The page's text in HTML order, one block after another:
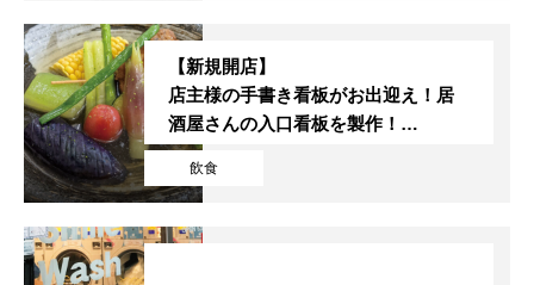
飲食
【新規開店】
店主様の手書き看板がお出迎え！居
酒屋さんの入口看板を製作！
～季節料理 拓様の製作事例～